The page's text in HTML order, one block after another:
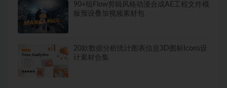
90+组Flow剪辑风格动漫合成AE工程文件模
板预设叠加视频素材包
20款数据分析统计图表信息3D图标Icons设
计素材合集